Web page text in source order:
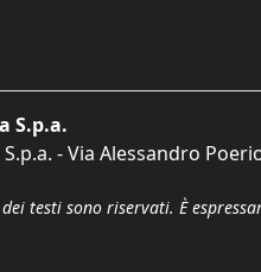
S.p.a.
- Via Alessandro
testi sono riservati. È